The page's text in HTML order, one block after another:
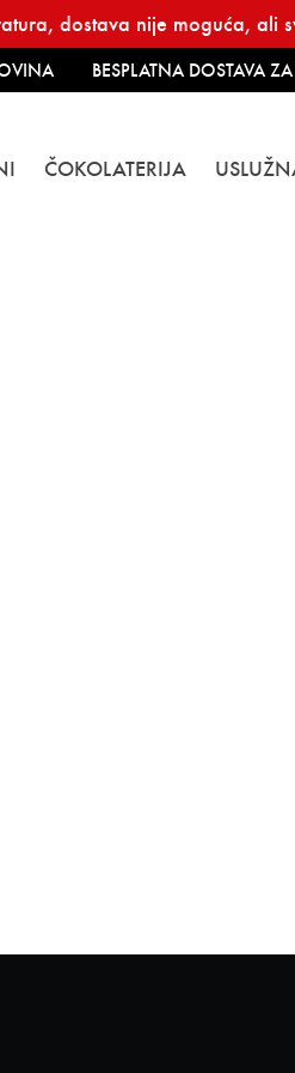
dostava nije moguća, ali
BESPLATNA DOSTAVA
ČOKOLATERIJA